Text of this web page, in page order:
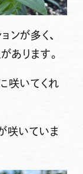
ンが多く、
あります。
咲いてくれ
咲いていま